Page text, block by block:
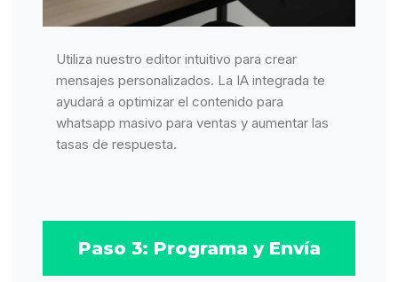
Utiliza nuestro editor intuitivo para crear
mensajes personalizados. La IA integrada te
ayudará a optimizar el contenido para
whatsapp masivo para ventas y aumentar las
tasas de respuesta.
Paso 3: Programa y Envía